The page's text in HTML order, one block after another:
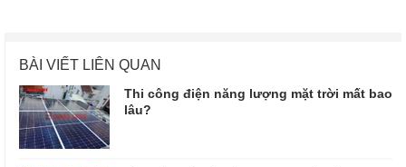
BÀI VIẾT LIÊN QUAN
Thi công điện năng lượng mặt trời mất bao
lâu?